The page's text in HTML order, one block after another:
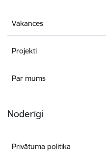
Vakances
Projekti
Par mums
Noderīgi
Privātuma politika